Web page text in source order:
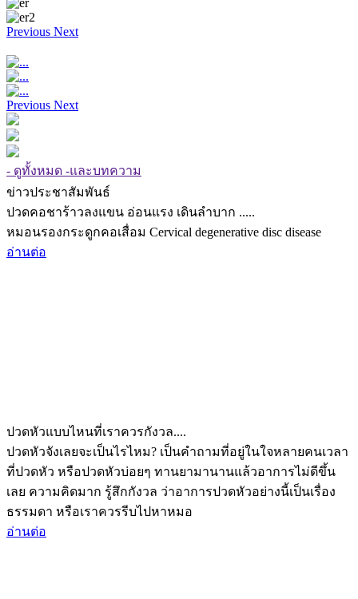
Previous Next
Previous Next
- ดูทั้งหมด -และบทความ
ข่าวประชาสัมพันธ์
ปวดคอชาร้าวลงแขน อ่อนแรง เดินลำบาก .....
หมอนรองกระดูกคอเสื่อม Cervical degenerative disc disease
อ่านต่อ
ปวดหัวแบบไหนที่เราควรกังวล....
ปวดหัวจังเลยจะเป็นไรไหม? เป็นคำถามที่อยู่ในใจหลายคนเวลา
ที่ปวดหัว หรือปวดหัวบ่อยๆ ทานยามานานแล้วอาการไม่ดีขึ้น
เลย ความคิดมาก รู้สึกกังวล ว่าอาการปวดหัวอย่างนี้เป็นเรื่อง
ธรรมดา หรือเราควรรีบไปหาหมอ
อ่านต่อ